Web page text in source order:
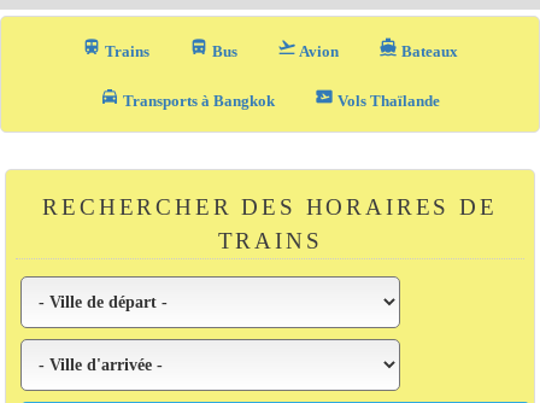
train Trains directions_bus_filled Bus flight_takeoff Avion directions_boat Bateaux
local_taxi Transports à Bangkok airplane_ticket Vols Thaïlande
RECHERCHER DES HORAIRES DE
TRAINS